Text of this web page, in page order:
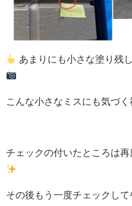
あまりにも小さな塗り残
こんな小さなミスにも気づ
チェックの付いたところは
その後もう一度チェックし